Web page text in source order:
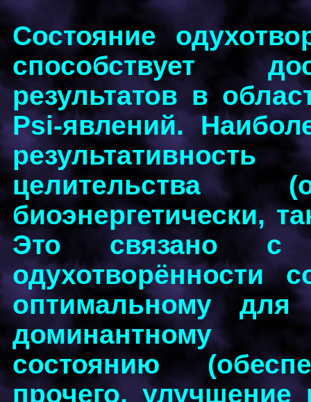
Состояние
способствует
результатов в
Psi-явлений.
целительства
биоэнергетически,
Это связано с
одухотворённости
оптимальному для
доминантному
состоянию
прочего, улучшение